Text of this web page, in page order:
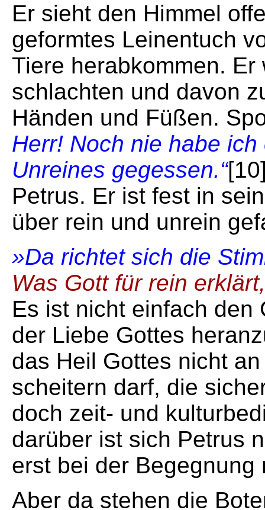
Er sieht den Himmel
geformtes Leinentuch
Tiere herabkommen.
schlachten und davon
Händen und Füßen.
Herr! Noch nie habe
Unreines gegessen.“
Petrus. Er ist fest in
über rein und unrein
»Da richtet sich die
Was Gott für rein
Es ist nicht einfach den
der Liebe Gottes
das Heil Gottes nicht
scheitern darf, die
doch zeit- und
darüber ist sich Petrus
erst bei der Begegnung
Aber da stehen die